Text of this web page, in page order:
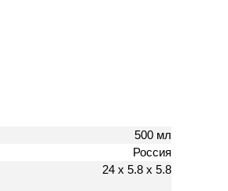
500 мл
Россия
24 х 5.8 х 5.8